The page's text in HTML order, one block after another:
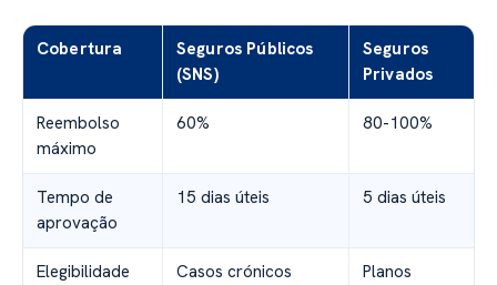
Cobertura
Seguros Públicos
(SNS)
Seguros
Privados
Reembolso
máximo
60% 80-100%
Tempo de
aprovação
15 dias úteis 5 dias úteis
Elegibilidade
Casos crónicos
Planos